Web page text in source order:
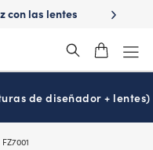
de la vista?
Disfruta -
de diseñador + lentes)
FZ7001